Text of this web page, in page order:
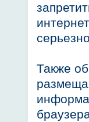
Также